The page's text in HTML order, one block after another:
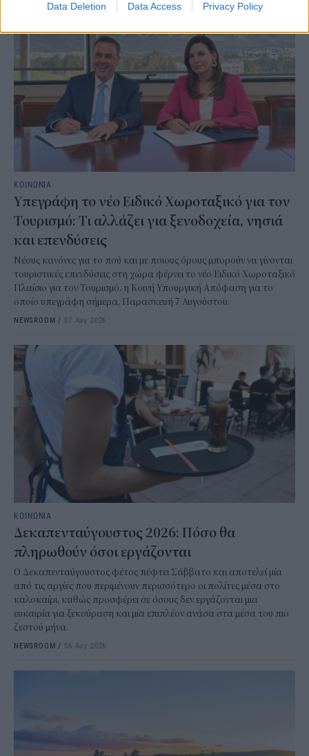
Data Deletion Data Access Privacy Policy
ΚΟΙΝΩΝΙΑ
Υπεγράφη το νέο Ειδικό Χωροταξικό για τον
Τουρισμό: Τι αλλάζει για ξενοδοχεία, νησιά
και επενδύσεις
Νέους κανόνες για το πού και με ποιους όρους μπορούν να γίνονται
τουριστικές επενδύσεις στη χώρα φέρνει το νέο Ειδικό Χωροταξικό
Πλαίσιο για τον Τουρισμό, η Κοινή Υπουργική Απόφαση για το
οποίο υπεγράφη σήμερα, Παρασκευή 7 Αυγούστου.
NEWSROOM / 07 Αυγ 2026
ΚΟΙΝΩΝΙΑ
Δεκαπενταύγουστος 2026: Πόσο θα
πληρωθούν όσοι εργάζονται
Ο Δεκαπενταύγουστος φέτος πέφτει Σάββατο και αποτελεί μία
από τις αργίες που περιμένουν περισσότερο οι πολίτες μέσα στο
καλοκαίρι, καθώς προσφέρει σε όσους δεν εργάζονται μια
ευκαιρία για ξεκούραση και μία επιπλέον ανάσα στα μέσα του πιο
ζεστού μήνα.
NEWSROOM / 06 Αυγ 2026